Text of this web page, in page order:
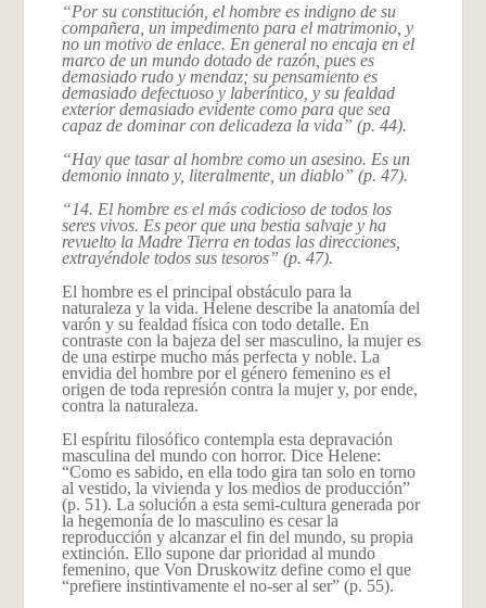
“Por su constitución, el hombre es indigno de su
compañera, un impedimento para el matrimonio, y
no un motivo de enlace. En general no encaja en el
marco de un mundo dotado de razón, pues es
demasiado rudo y mendaz; su pensamiento es
demasiado defectuoso y laberíntico, y su fealdad
exterior demasiado evidente como para que sea
capaz de dominar con delicadeza la vida” (p. 44).
“Hay que tasar al hombre como un asesino. Es un
demonio innato y, literalmente, un diablo” (p. 47).
“14. El hombre es el más codicioso de todos los
seres vivos. Es peor que una bestia salvaje y ha
revuelto la Madre Tierra en todas las direcciones,
extrayéndole todos sus tesoros” (p. 47).
El hombre es el principal obstáculo para la
naturaleza y la vida. Helene describe la anatomía del
varón y su fealdad física con todo detalle. En
contraste con la bajeza del ser masculino, la mujer es
de una estirpe mucho más perfecta y noble. La
envidia del hombre por el género femenino es el
origen de toda represión contra la mujer y, por ende,
contra la naturaleza.
El espíritu filosófico contempla esta depravación
masculina del mundo con horror. Dice Helene:
“Como es sabido, en ella todo gira tan solo en torno
al vestido, la vivienda y los medios de producción”
(p. 51). La solución a esta semi-cultura generada por
la hegemonía de lo masculino es cesar la
reproducción y alcanzar el fin del mundo, su propia
extinción. Ello supone dar prioridad al mundo
femenino, que Von Druskowitz define como el que
“prefiere instintivamente el no-ser al ser” (p. 55).